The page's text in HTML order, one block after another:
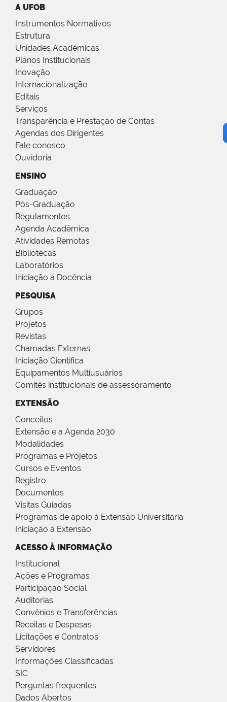
A UFOB
Instrumentos Normativos
Estrutura
Unidades Acadêmicas
Planos Institucionais
Inovação
Internacionalização
Editais
Serviços
Transparência e Prestação de Contas
Agendas dos Dirigentes
Fale conosco
Ouvidoria
ENSINO
Graduação
Pós-Graduação
Regulamentos
Agenda Acadêmica
Atividades Remotas
Bibliotecas
Laboratórios
Iniciação à Docência
PESQUISA
Grupos
Projetos
Revistas
Chamadas Externas
Iniciação Científica
Equipamentos Multiusuários
Comitês institucionais de assessoramento
EXTENSÃO
Conceitos
Extensão e a Agenda 2030
Modalidades
Programas e Projetos
Cursos e Eventos
Registro
Documentos
Visitas Guiadas
Programas de apoio à Extensão Universitária
Iniciação à Extensão
ACESSO À INFORMAÇÃO
Institucional
Ações e Programas
Participação Social
Auditorias
Convênios e Transferências
Receitas e Despesas
Licitações e Contratos
Servidores
Informações Classificadas
SIC
Perguntas frequentes
Dados Abertos